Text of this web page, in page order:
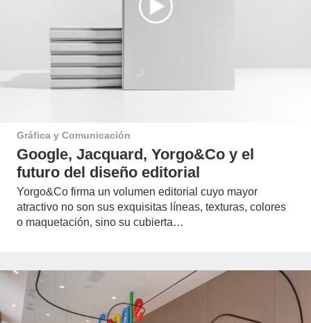
Gráfica y Comunicación
Google, Jacquard, Yorgo&Co y el
futuro del diseño editorial
Yorgo&Co firma un volumen editorial cuyo mayor
atractivo no son sus exquisitas líneas, texturas, colores
o maquetación, sino su cubierta…